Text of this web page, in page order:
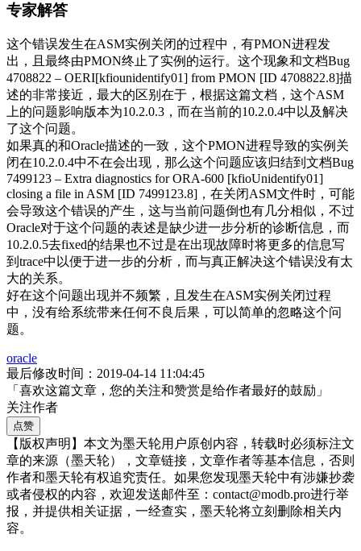
专家解答
这个错误发生在ASM实例关闭的过程中，有PMON进程发
出，且最终由PMON终止了实例的运行。这个现象和文档Bug
4708822 – OERI[kfiounidentify01] from PMON [ID 4708822.8]描
述的非常接近，最大的区别在于，根据这篇文档，这个ASM
上的问题影响版本为10.2.0.3，而在当前的10.2.0.4中以及解决
了这个问题。
如果真的和Oracle描述的一致，这个PMON进程导致的实例关
闭在10.2.0.4中不在会出现，那么这个问题应该归结到文档Bug
7499123 – Extra diagnostics for ORA-600 [kfioUnidentify01]
closing a file in ASM [ID 7499123.8]，在关闭ASM文件时，可能
会导致这个错误的产生，这与当前问题倒也有几分相似，不过
Oracle对于这个问题的表述是缺少进一步分析的诊断信息，而
10.2.0.5去fixed的结果也不过是在出现故障时将更多的信息写
到trace中以便于进一步的分析，而与真正解决这个错误没有太
大的关系。
好在这个问题出现并不频繁，且发生在ASM实例关闭过程
中，没有给系统带来任何不良后果，可以简单的忽略这个问
题。
oracle
最后修改时间：2019-04-14 11:04:45
「喜欢这篇文章，您的关注和赞赏是给作者最好的鼓励」
关注作者
点赞
【版权声明】本文为墨天轮用户原创内容，转载时必须标注文
章的来源（墨天轮），文章链接，文章作者等基本信息，否则
作者和墨天轮有权追究责任。如果您发现墨天轮中有涉嫌抄袭
或者侵权的内容，欢迎发送邮件至：contact@modb.pro进行举
报，并提供相关证据，一经查实，墨天轮将立刻删除相关内
容。